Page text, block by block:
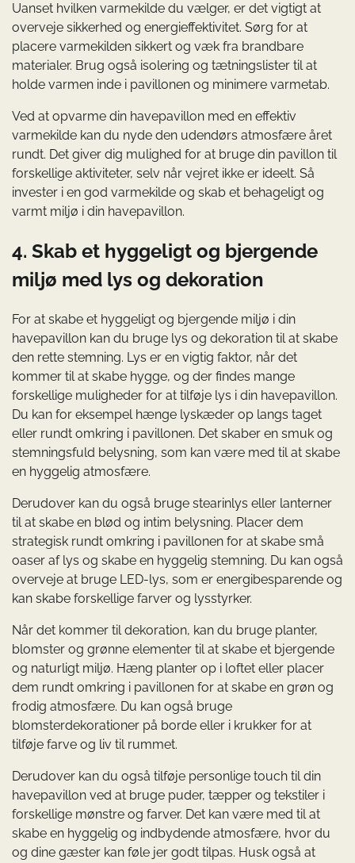
Uanset hvilken varmekilde du vælger, er det vigtigt at
overveje sikkerhed og energieffektivitet. Sørg for at
placere varmekilden sikkert og væk fra brandbare
materialer. Brug også isolering og tætningslister til at
holde varmen inde i pavillonen og minimere varmetab.
Ved at opvarme din havepavillon med en effektiv
varmekilde kan du nyde den udendørs atmosfære året
rundt. Det giver dig mulighed for at bruge din pavillon til
forskellige aktiviteter, selv når vejret ikke er ideelt. Så
invester i en god varmekilde og skab et behageligt og
varmt miljø i din havepavillon.
4. Skab et hyggeligt og bjergende
miljø med lys og dekoration
For at skabe et hyggeligt og bjergende miljø i din
havepavillon kan du bruge lys og dekoration til at skabe
den rette stemning. Lys er en vigtig faktor, når det
kommer til at skabe hygge, og der findes mange
forskellige muligheder for at tilføje lys i din havepavillon.
Du kan for eksempel hænge lyskæder op langs taget
eller rundt omkring i pavillonen. Det skaber en smuk og
stemningsfuld belysning, som kan være med til at skabe
en hyggelig atmosfære.
Derudover kan du også bruge stearinlys eller lanterner
til at skabe en blød og intim belysning. Placer dem
strategisk rundt omkring i pavillonen for at skabe små
oaser af lys og skabe en hyggelig stemning. Du kan også
overveje at bruge LED-lys, som er energibesparende og
kan skabe forskellige farver og lysstyrker.
Når det kommer til dekoration, kan du bruge planter,
blomster og grønne elementer til at skabe et bjergende
og naturligt miljø. Hæng planter op i loftet eller placer
dem rundt omkring i pavillonen for at skabe en grøn og
frodig atmosfære. Du kan også bruge
blomsterdekorationer på borde eller i krukker for at
tilføje farve og liv til rummet.
Derudover kan du også tilføje personlige touch til din
havepavillon ved at bruge puder, tæpper og tekstiler i
forskellige mønstre og farver. Det kan være med til at
skabe en hyggelig og indbydende atmosfære, hvor du
og dine gæster kan føle jer godt tilpas. Husk også at